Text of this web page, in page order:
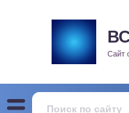
Сайт